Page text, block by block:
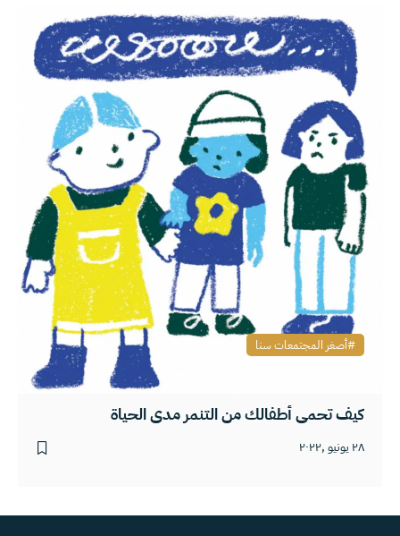
كيف تحمي أطفالك من التنمر مدى الحياة
٢٨ يونيو ,٢٠٢٢
أصغر المجتمعات سنا